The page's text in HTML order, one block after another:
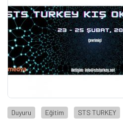
Duyuru Eğitim STS TURKEY